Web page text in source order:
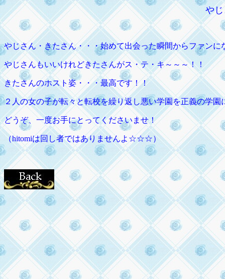
や
やじさん・きたさん・・・始めて出会った瞬間からファンに
やじさんもいいけれどきたさんがス・テ・キ～～～！！
きたさんのホスト姿・・・最高です！！
２人の女の子が転々と転校を繰り返し悪い学園を正義の学園
どうぞ、一度お手にとってくださいませ！
（hitomiは回し者ではありませんよ☆☆☆）